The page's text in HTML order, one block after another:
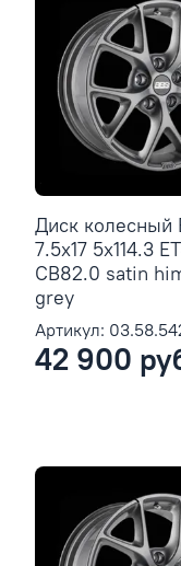
Диск колесный
7.5x17 5x114.3
CB82.0 satin
grey
Артикул:
42 900